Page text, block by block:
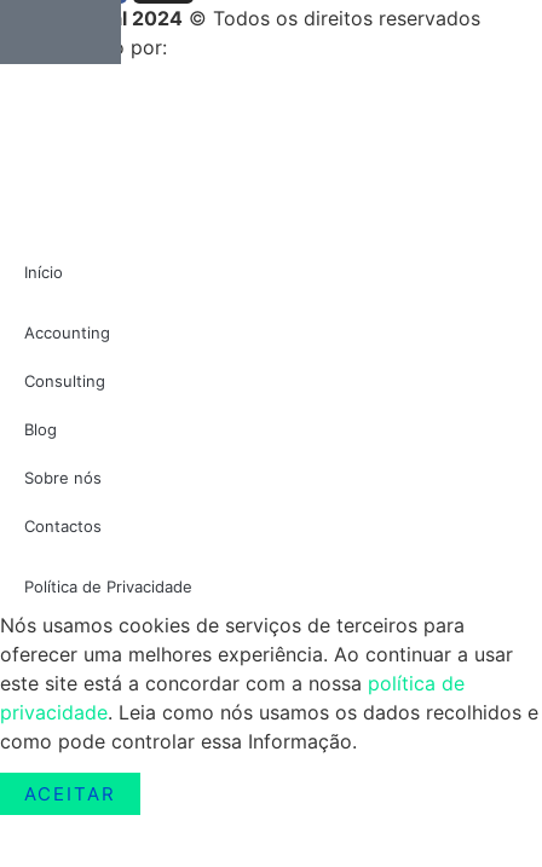
Entrega Total 2024 © Todos os direitos reservados
Desenvolvido por:
Início
Accounting
Consulting
Blog
Sobre nós
Contactos
Política de Privacidade
Nós usamos cookies de serviços de terceiros para
oferecer uma melhores experiência. Ao continuar a usar
este site está a concordar com a nossa política de
privacidade. Leia como nós usamos os dados recolhidos e
como pode controlar essa Informação.
ACEITAR